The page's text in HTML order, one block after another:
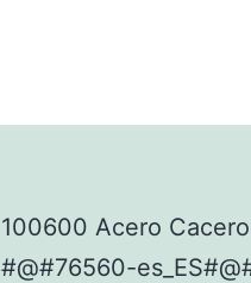
100600 Acero
#@#76560-